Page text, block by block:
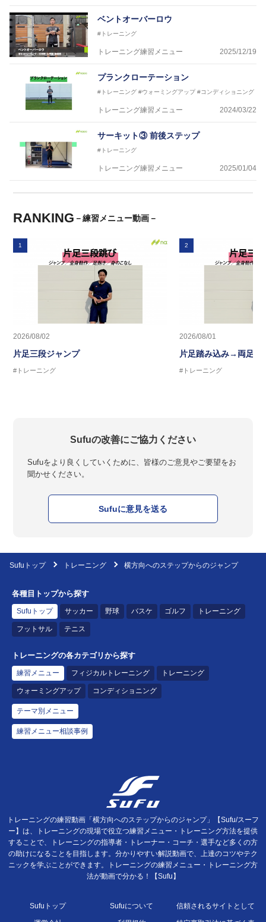
ベントオーバーロウ
#トレーニング
トレーニング練習メニュー 2025/12/19
プランクローテーション
#トレーニング #ウォーミングアップ #コンディショニング
トレーニング練習メニュー 2024/03/22
サーキット③ 前後ステップ
#トレーニング
トレーニング練習メニュー 2025/01/04
RANKING －練習メニュー動画－
1
2026/08/02
片足三段ジャンプ
#トレーニング
2
2026/08/01
片足踏み込み→両足ジ
#トレーニング
Sufuの改善にご協力ください
Sufuをより良くしていくために、皆様のご意見やご要望をお
聞かせください。
Sufuに意見を送る
Sufuトップ トレーニング 横方向へのステップからのジャンプ
各種目トップから探す
Sufuトップ サッカー 野球 バスケ ゴルフ トレーニング
フットサル テニス
トレーニングの各カテゴリから探す
練習メニュー フィジカルトレーニング トレーニング
ウォーミングアップ コンディショニング
テーマ別メニュー
練習メニュー相談事例
トレーニングの練習動画「横方向へのステップからのジャンプ」【Sufu/スーフ
ー】は、トレーニングの現場で役立つ練習メニュー・トレーニング方法を提供
することで、トレーニングの指導者・トレーナー・コーチ・選手など多くの方
の助けになることを目指します。分かりやすい解説動画で、上達のコツやテク
ニックを学ぶことができます。トレーニングの練習メニュー・トレーニング方
法が動画で分かる！【Sufu】
Sufuトップ Sufuについて 信頼されるサイトとして